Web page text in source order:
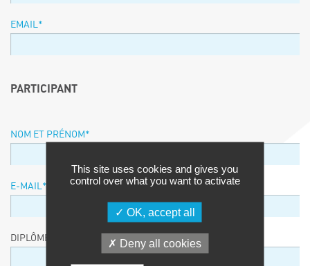
EMAIL *
PARTICIPANT
NOM ET PRÉNOM *
E-MAIL *
DIPLÔME / EQUIVALENCE / NIVEAU
This site uses cookies and gives you
control over what you want to activate
OK, accept all
Deny all cookies